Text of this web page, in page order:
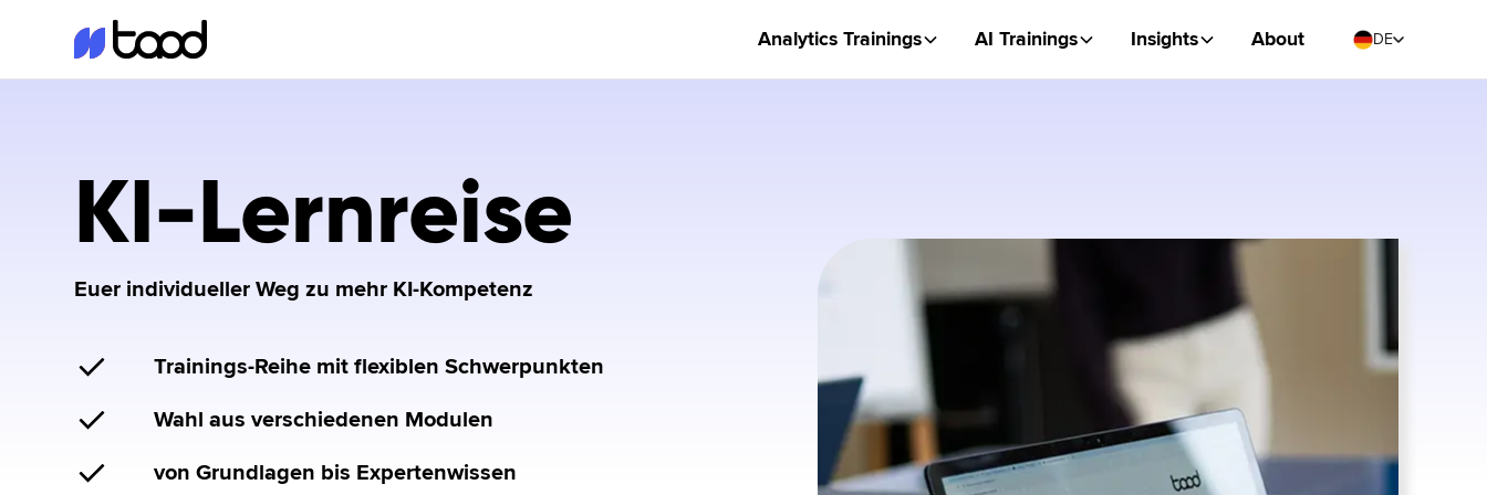
Analytics Trainings AI Trainings Insights About DE
KI-Lernreise
Euer individueller Weg zu mehr KI-Kompetenz
Trainings-Reihe mit flexiblen Schwerpunkten
Wahl aus verschiedenen Modulen
von Grundlagen bis Expertenwissen